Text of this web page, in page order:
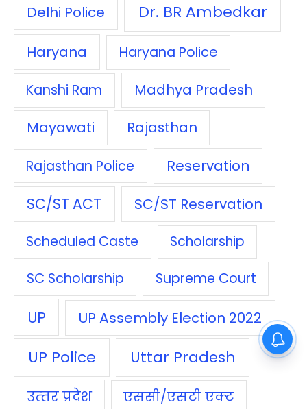
Delhi Police Dr. BR Ambedkar
Haryana Haryana Police
Kanshi Ram
Madhya Pradesh
Mayawati
Rajasthan
Rajasthan Police Reservation
SC/ST ACT SC/ST Reservation
Scheduled Caste Scholarship
SC Scholarship Supreme Court
UP UP Assembly Election 2022
UP Police Uttar Pradesh
उत्‍तर प्रदेश एससी/एसटी एक्‍ट